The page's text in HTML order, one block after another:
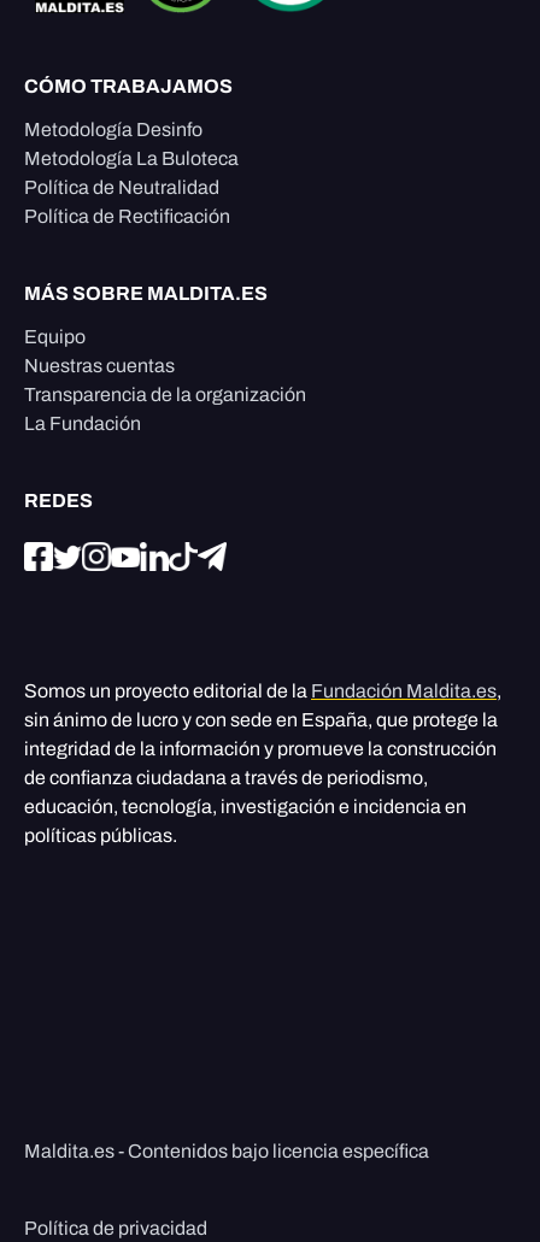
CÓMO TRABAJAMOS
Metodología Desinfo
Metodología La Buloteca
Política de Neutralidad
Política de Rectificación
MÁS SOBRE MALDITA.ES
Equipo
Nuestras cuentas
Transparencia de la organización
La Fundación
REDES
Somos un proyecto editorial de la Fundación Maldita.es,
sin ánimo de lucro y con sede en España, que protege la
integridad de la información y promueve la construcción
de confianza ciudadana a través de periodismo,
educación, tecnología, investigación e incidencia en
políticas públicas.
Maldita.es - Contenidos bajo licencia específica
Política de privacidad